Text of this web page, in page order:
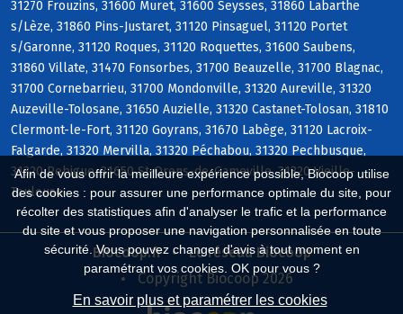
Afin de vous offrir la meilleure expérience possible, Biocoop utilise
des cookies : pour assurer une performance optimale du site, pour
récolter des statistiques afin d'analyser le trafic et la performance
du site et vous proposer une navigation personnalisée en toute
sécurité. Vous pouvez changer d'avis à tout moment en
paramétrant vos cookies. OK pour vous ?
En savoir plus et paramétrer les cookies
31270 Frouzins, 31600 Muret, 31600 Seysses, 31860 Labarthe
s/Lèze, 31860 Pins-Justaret, 31120 Pinsaguel, 31120 Portet
s/Garonne, 31120 Roques, 31120 Roquettes, 31600 Saubens,
31860 Villate, 31470 Fonsorbes, 31700 Beauzelle, 31700 Blagnac,
31700 Cornebarrieu, 31700 Mondonville, 31320 Aureville, 31320
Auzeville-Tolosane, 31650 Auzielle, 31320 Castanet-Tolosan, 31810
Clermont-le-Fort, 31120 Goyrans, 31670 Labège, 31120 Lacroix-
Falgarde, 31320 Mervilla, 31320 Péchabou, 31320 Pechbusque,
31320 Rebigue, 31650 St-Orens-de-Gameville, 31320 Vieille-
Toulouse
Biocoop.fr
Le réseau Biocoop
Copyright Biocoop 2026